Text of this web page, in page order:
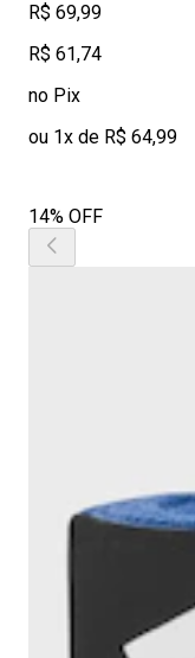
R$ 69,99
R$ 61,74
no Pix
ou 1x de R$ 64,99
14% OFF